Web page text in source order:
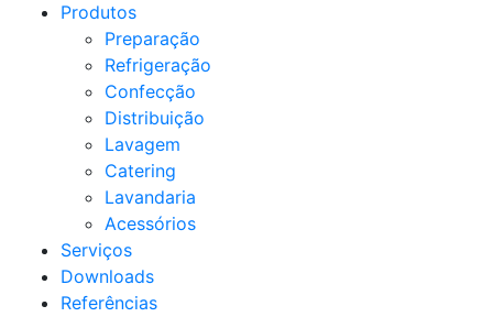
Produtos
Preparação
Refrigeração
Confecção
Distribuição
Lavagem
Catering
Lavandaria
Acessórios
Serviços
Downloads
Referências